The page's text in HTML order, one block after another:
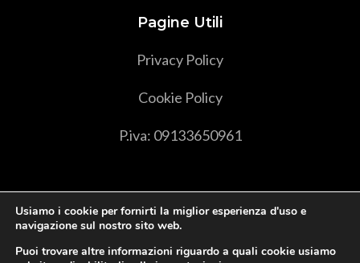
Pagine Utili
Privacy Policy
Cookie Policy
P.iva: 09133650961
Usiamo i cookie per fornirti la miglior esperienza d'uso e
navigazione sul nostro sito web.
Puoi trovare altre informazioni riguardo a quali cookie usiamo